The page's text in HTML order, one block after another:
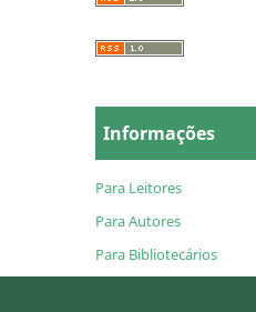
Informações
Para Leitores
Para Autores
Para Bibliotecários